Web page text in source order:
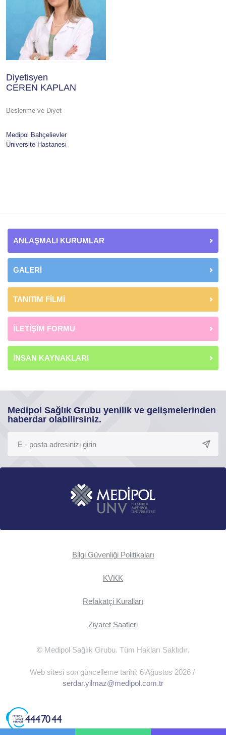
Diyetisyen
CEREN KAPLAN
Beslenme ve Diyet
Medipol Bahçelievler
Üniversite Hastanesi
ANLAŞMALI KURUMLAR
GALERİ
TANITIM FİLMİ
İLETİŞİM FORMU
İNSAN KAYNAKLARI
Medipol Sağlık Grubu yenilik ve gelişmelerinden
haberdar olabilirsiniz.
Bilgi Güvenliği Politikaları
KVKK
Refakatçi Kuralları
Ziyaret Saatleri
© Medipol Sağlık Grubu. Tüm Hakları Saklıdır.
Web sitesi son güncelleme tarihi: 6 Ağustos 2026 /
serdar.yilmaz@medipol.com.tr